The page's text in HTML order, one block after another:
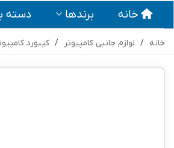
خانه برندها دسته
خانه / لوازم جانبی کامپیوتر / کیبورد